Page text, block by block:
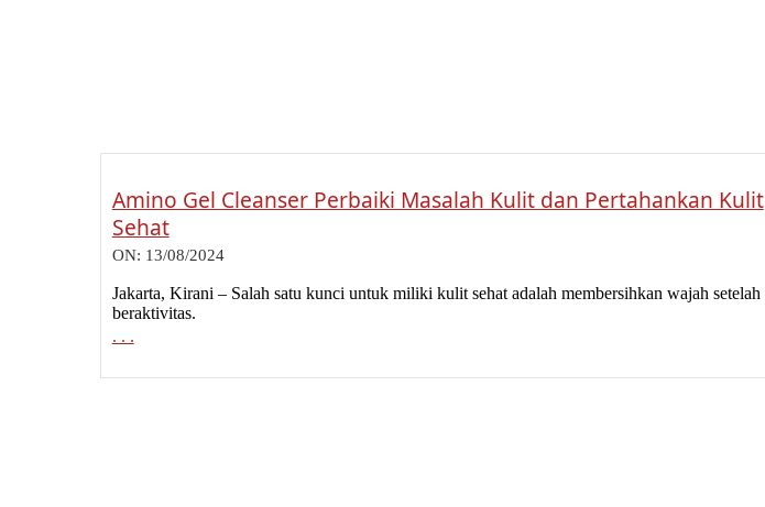
Amino Gel Cleanser Perbaiki Masalah Kulit dan Pertahankan Kulit
Sehat
2024-
13
ON: 13/08/2024
Jakarta, Kirani – Salah satu kunci untuk miliki kulit sehat adalah membersihkan wajah setelah
beraktivitas.
. . .